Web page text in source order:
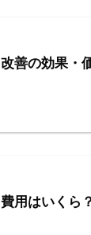
善の効果・
用はいくら